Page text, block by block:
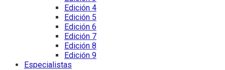
Edición 4
Edición 5
Edición 6
Edición 7
Edición 8
Edición 9
Especialistas